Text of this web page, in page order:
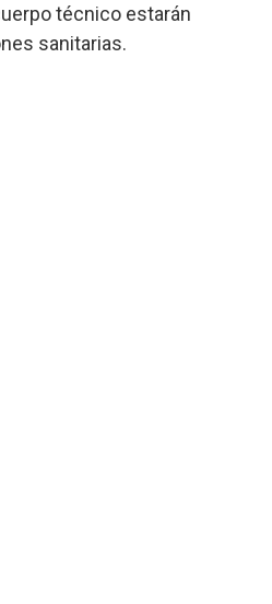
técnico estarán
sanitarias.